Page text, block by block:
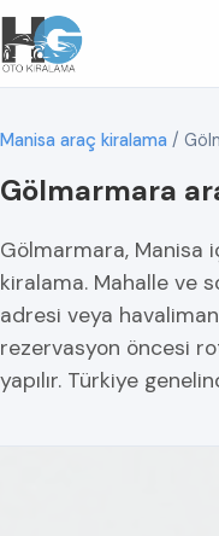
Manisa araç kiralama /
Gölmarmara
Gölmarmara, Manisa
kiralama. Mahalle ve
adresi veya
rezervasyon öncesi
yapılır. Türkiye